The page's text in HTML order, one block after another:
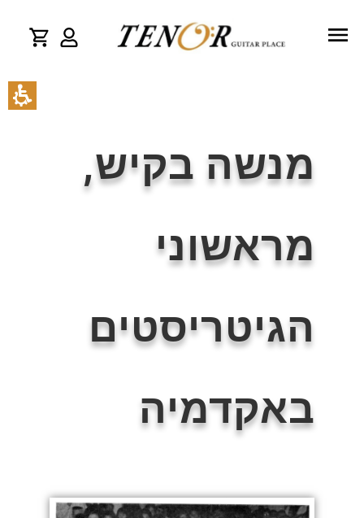
מנשה בקיש,
מראשוני
הגיטריסטים
באקדמיה